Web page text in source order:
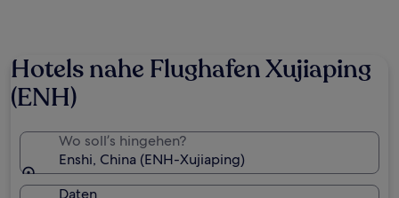
Hotels nahe Flughafen Xujiaping
(ENH)
Wo soll’s hingehen?
Enshi, China (ENH-Xujiaping)
Daten